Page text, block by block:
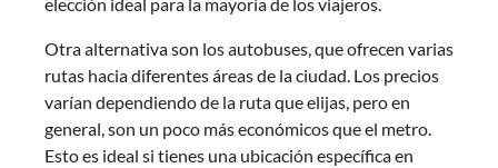
Otra alternativa son los autobuses, que ofrecen varias
rutas hacia diferentes áreas de la ciudad. Los precios
varían dependiendo de la ruta que elijas, pero en
general, son un poco más económicos que el metro.
Esto es ideal si tienes una ubicación específica en